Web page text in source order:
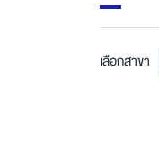
เลือกสาขา